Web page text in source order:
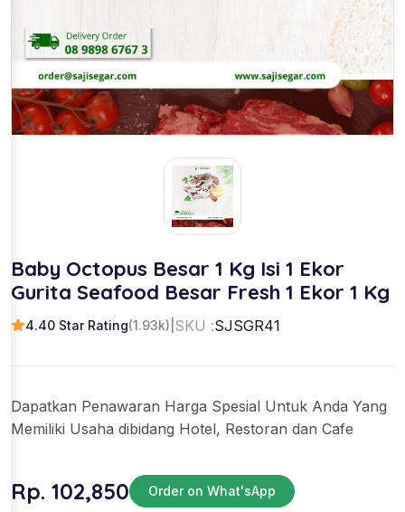
Baby Octopus Besar 1 Kg Isi 1 Ekor
Gurita Seafood Besar Fresh 1 Ekor 1 Kg
4.40 Star Rating(1.93k) SKU :SJSGR41
Dapatkan Penawaran Harga Spesial Untuk Anda Yang
Memiliki Usaha dibidang Hotel, Restoran dan Cafe
Rp. 102,850 Order on What'sApp